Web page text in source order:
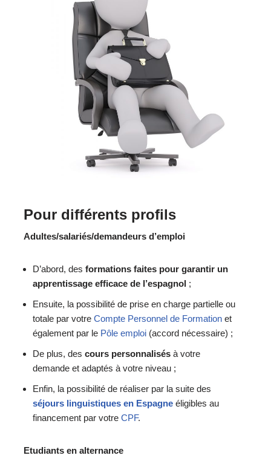
Pour différents profils
Adultes/salariés/demandeurs d’emploi
D’abord, des formations faites pour garantir un
apprentissage efficace de l’espagnol ;
Ensuite, la possibilité de prise en charge partielle ou
totale par votre Compte Personnel de Formation et
également par le Pôle emploi (accord nécessaire) ;
De plus, des cours personnalisés à votre
demande et adaptés à votre niveau ;
Enfin, la possibilité de réaliser par la suite des
séjours linguistiques en Espagne éligibles au
financement par votre CPF.
Etudiants en alternance